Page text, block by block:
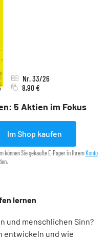
5 Aktien im Fokus
Nr. 33/26
8,90 €
Im Shop kaufen
können Sie gekaufte E-Paper in IhremKonto
lernen
und menschlichen Sinn?
entwickeln und wie